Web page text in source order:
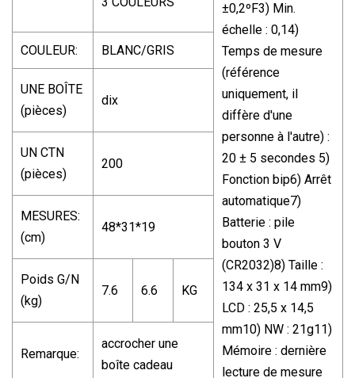
±0,2ºF3) Min.
échelle : 0,14)
Temps de mesure
(référence
uniquement, il
diffère d'une
personne à l'autre) :
20 ± 5 secondes 5)
Fonction bip6) Arrêt
automatique7)
Batterie : pile
bouton 3 V
(CR2032)8) Taille :
134 x 31 x 14 mm9)
LCD : 25,5 x 14,5
mm10) NW : 21g11)
Mémoire : dernière
lecture de mesure
COULEUR: BLANC/GRIS
UNE BOÎTE
(pièces)
dix
UN CTN
(pièces)
200
MESURES:
(cm)
48*31*19
Poids G/N
(kg)
7.6 6.6 KG
Remarque:
accrocher une
boîte cadeau